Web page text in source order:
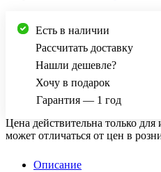
Есть в наличии
Рассчитать доставку
Нашли дешевле?
Хочу в подарок
Гарантия — 1 год
Цена действительна только для
может отличаться от цен в
Описание